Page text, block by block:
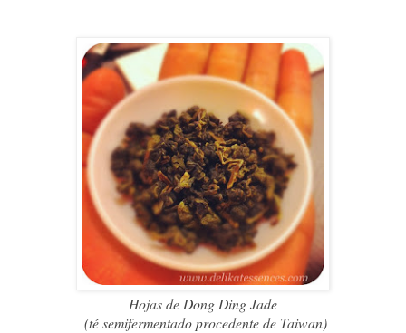
Hojas de Dong Ding Jade
(té semifermentado procedente de Taiwan)